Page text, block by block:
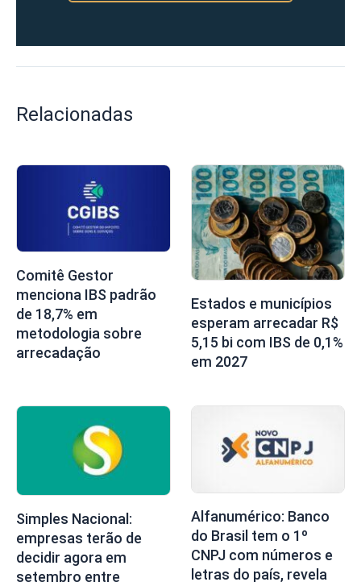
Relacionadas
Comitê Gestor
menciona IBS padrão
de 18,7% em
metodologia sobre
arrecadação
Estados e municípios
esperam arrecadar R$
5,15 bi com IBS de 0,1%
em 2027
Simples Nacional:
empresas terão de
decidir agora em
setembro entre
Alfanumérico: Banco
do Brasil tem o 1º
CNPJ com números e
letras do país, revela